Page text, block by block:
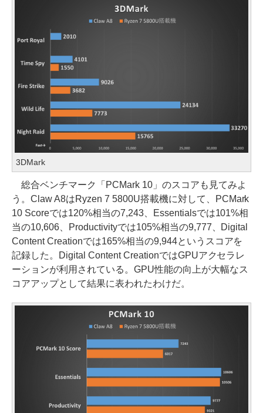
3DMark
総合ベンチマーク「PCMark 10」のスコアも見てみよ
う。Claw A8はRyzen 7 5800U搭載機に対して、PCMark
10 Scoreでは120%相当の7,243、Essentialsでは101%相
当の10,606、Productivityでは105%相当の9,777、Digital
Content Creationでは165%相当の9,944というスコアを
記録した。Digital Content CreationではGPUアクセラレ
ーションが利用されている。GPU性能の向上が大幅なス
コアアップとして結果に表われたわけだ。